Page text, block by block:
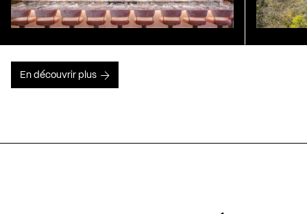
En découvrir plus